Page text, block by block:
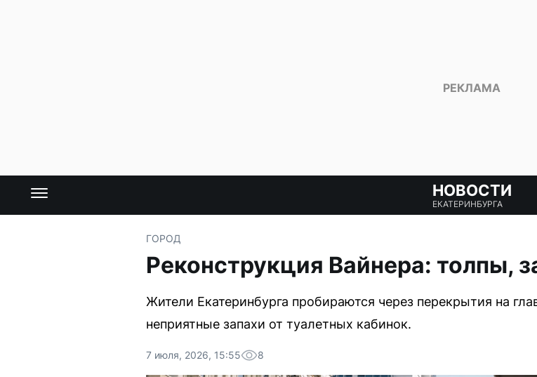
НОВОСТИ
ЕКАТЕРИНБУРГА
ГОРОД
Реконструкция Вайнера: толпы,
Жители Екатеринбурга пробираются через перекрытия на
неприятные запахи от туалетных кабинок.
7 июля, 2026, 15:55 8